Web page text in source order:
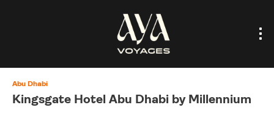
Abu Dhabi
Kingsgate Hotel Abu Dhabi by Millennium